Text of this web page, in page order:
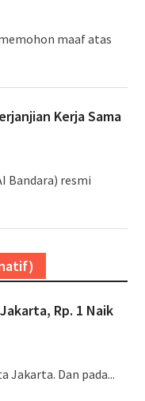
maaf atas
Kerja Sama
Bandara) resmi
Rp. 1 Naik
Jakarta. Dan pada...